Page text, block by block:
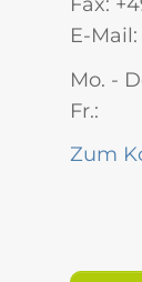
E-Mail:
Mo. -
Fr.:
Zum